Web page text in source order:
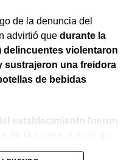
de la denuncia del
advirtió que durante la
delincuentes violentaron
sustrajeron una freidora
de bebidas
establecimiento fueron
lograron